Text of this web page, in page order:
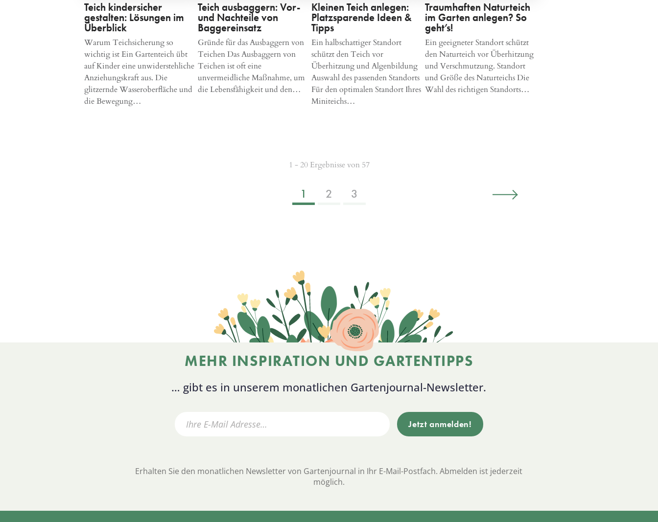
Teich kindersicher
gestalten: Lösungen im
Überblick
Warum Teichsicherung so
wichtig ist Ein Gartenteich übt
auf Kinder eine unwiderstehliche
Anziehungskraft aus. Die
glitzernde Wasseroberfläche und
die Bewegung…
Teich ausbaggern: Vor-
und Nachteile von
Baggereinsatz
Gründe für das Ausbaggern von
Teichen Das Ausbaggern von
Teichen ist oft eine
unvermeidliche Maßnahme, um
die Lebensfähigkeit und den…
Kleinen Teich anlegen:
Platzsparende Ideen &
Tipps
Ein halbschattiger Standort
schützt den Teich vor
Überhitzung und Algenbildung
Auswahl des passenden Standorts
Für den optimalen Standort Ihres
Miniteichs…
Traumhaften Naturteich
im Garten anlegen? So
geht’s!
Ein geeigneter Standort schützt
den Naturteich vor Überhitzung
und Verschmutzung. Standort
und Größe des Naturteichs Die
Wahl des richtigen Standorts…
1 - 20 Ergebnisse von 57
1 2 3
MEHR INSPIRATION UND GARTENTIPPS
… gibt es in unserem monatlichen Gartenjournal-Newsletter.
Erhalten Sie den monatlichen Newsletter von Gartenjournal in Ihr E-Mail-Postfach. Abmelden ist jederzeit
möglich.